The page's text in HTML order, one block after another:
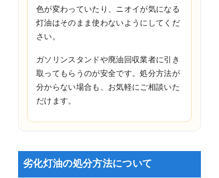
色が変わっていたり、ニオイが気になる
灯油はそのまま使わないようにしてくだ
さい。
ガソリンスタンドや廃油回収業者に引き
取ってもらうのが安全です。処分方法が
分からない場合も、お気軽にご相談いた
だけます。
劣化灯油の処分方法について